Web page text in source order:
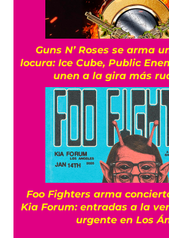
Guns N’ Roses se arma
locura: Ice Cube, Public
unen a la gira más
Foo Fighters arma
Kia Forum: entradas a la
urgente en Los